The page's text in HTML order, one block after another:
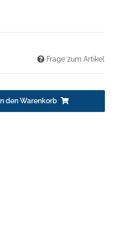
Frage zum Artikel
In den Warenkorb